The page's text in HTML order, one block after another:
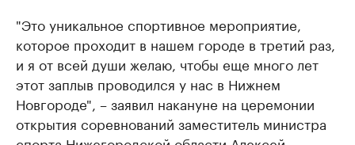
"Это уникальное спортивное мероприятие,
которое проходит в нашем городе в третий раз,
и я от всей души желаю, чтобы еще много лет
этот заплыв проводился у нас в Нижнем
Новгороде", – заявил накануне на церемонии
открытия соревнований заместитель министра